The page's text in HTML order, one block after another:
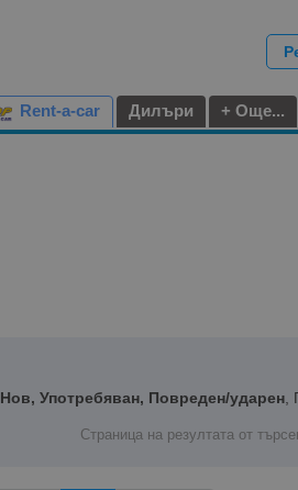
Rent-a-car Дилъри + Още...
Нов, Употребяван, Повреден/ударен,
Страница на резултата от